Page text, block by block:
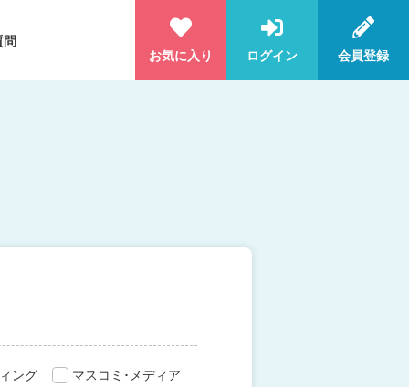
問
お気に入り
ログイン 会員登録
ング
マスコミ･メディア